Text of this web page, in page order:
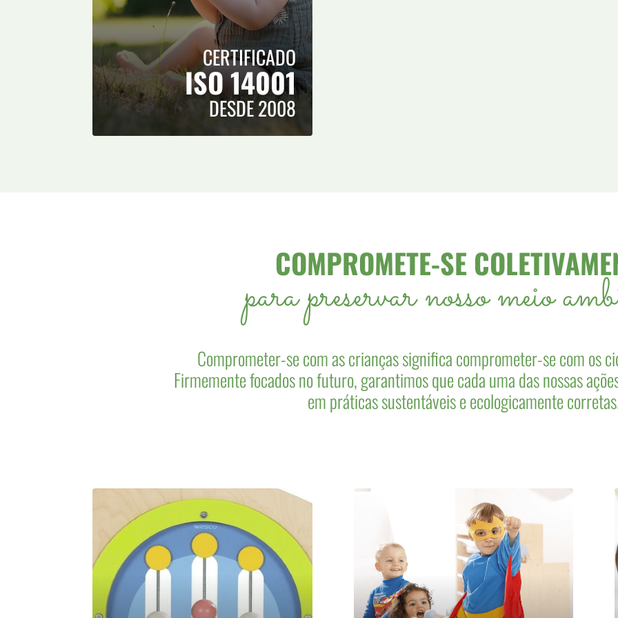
CERTIFICADO
ISO 14001
DESDE 2008
COMPROMETE-SE
para preservar nosso meio
Comprometer-se com as crianças significa comprometer-se com os
Firmemente focados no futuro, garantimos que cada uma das nossas
em práticas sustentáveis e ecologicamente